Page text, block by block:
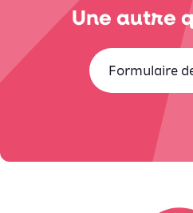
Une autre
Formulaire